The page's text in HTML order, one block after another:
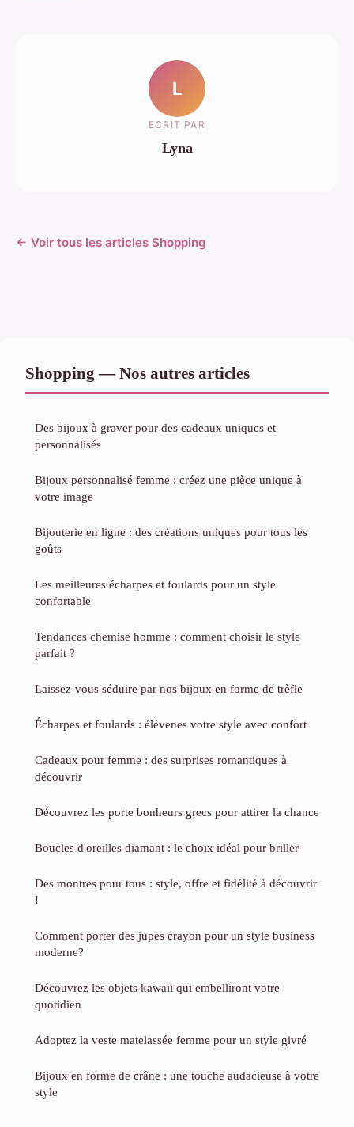
L
ECRIT PAR
Lyna
← Voir tous les articles Shopping
Shopping — Nos autres articles
Des bijoux à graver pour des cadeaux uniques et
personnalisés
Bijoux personnalisé femme : créez une pièce unique à
votre image
Bijouterie en ligne : des créations uniques pour tous les
goûts
Les meilleures écharpes et foulards pour un style
confortable
Tendances chemise homme : comment choisir le style
parfait ?
Laissez-vous séduire par nos bijoux en forme de trèfle
Écharpes et foulards : élévenes votre style avec confort
Cadeaux pour femme : des surprises romantiques à
découvrir
Découvrez les porte bonheurs grecs pour attirer la chance
Boucles d'oreilles diamant : le choix idéal pour briller
Des montres pour tous : style, offre et fidélité à découvrir
!
Comment porter des jupes crayon pour un style business
moderne?
Découvrez les objets kawaii qui embelliront votre
quotidien
Adoptez la veste matelassée femme pour un style givré
Bijoux en forme de crâne : une touche audacieuse à votre
style